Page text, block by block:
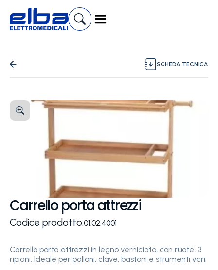
SCHEDA TECNICA
Carrello porta attrezzi
Codice prodotto:01.02.4001
Carrello porta attrezzi in legno verniciato, con ruote, 3
ripiani. Ideale per palloni, clave, bastoni e strumenti vari.